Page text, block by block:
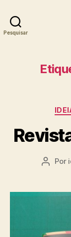
Pesquisar
Autor
Por